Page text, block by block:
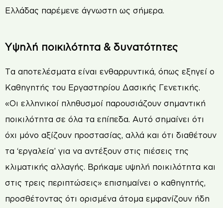
Ελλάδας παρέμενε άγνωστη ως σήμερα.
Υψηλή ποικιλότητα & δυνατότητες
Τα αποτελέσματα είναι ενθαρρυντικά, όπως εξηγεί ο
Καθηγητής του Εργαστηρίου Δασικής Γενετικής.
«Οι ελληνικοί πληθυσμοί παρουσιάζουν σημαντική
ποικιλότητα σε όλα τα επίπεδα. Αυτό σημαίνει ότι
όχι μόνο αξίζουν προστασίας, αλλά και ότι διαθέτουν
τα ‘εργαλεία’ για να αντέξουν στις πιέσεις της
κλιματικής αλλαγής. Βρήκαμε υψηλή ποικιλότητα και
στις τρεις περιπτώσεις» επισημαίνει ο καθηγητής,
προσθέτοντας ότι ορισμένα άτομα εμφανίζουν ήδη